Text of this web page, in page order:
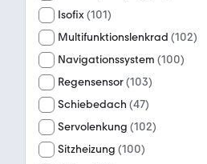
Isofix(101)
Multifunktionslenkrad (102)
Navigationssystem (100)
Regensensor(103)
Schiebedach (47)
Servolenkung (102)
Sitzheizung (100)